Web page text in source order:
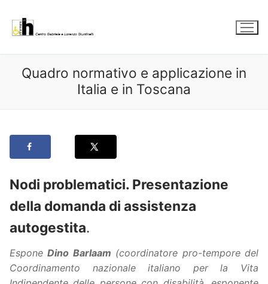
contenuto
Quadro normativo e applicazione in
Italia e in Toscana
Nodi problematici. Presentazione
della domanda di assistenza
autogestita.
EsponeDino Barlaam (coordinatore pro-tempore del
Coordinamento nazionale italiano per la Vita